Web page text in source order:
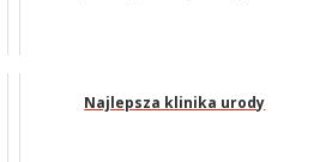
Najlepsza klinika urody